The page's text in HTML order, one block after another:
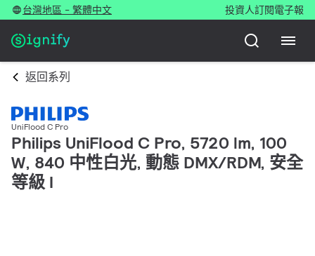
台灣地區 - 繁體中文 投資人訂閱電子報
返回系列
UniFlood C Pro
Philips UniFlood C Pro, 5720 lm, 100
W, 840 中性白光, 動態 DMX/RDM, 安全
等級 I